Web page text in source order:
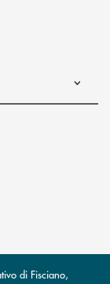
di posta
di Fisciano,